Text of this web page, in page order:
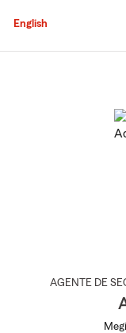
English
AGENTE DE